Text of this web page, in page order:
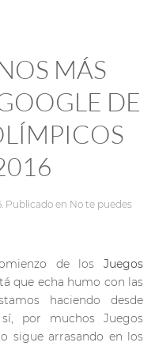
MÁS
DE
. Publicado en No te puedes
de los Juegos
que echa humo con las
haciendo desde
por muchos Juegos
sigue arrasando en los